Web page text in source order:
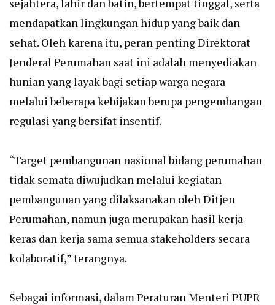
sejahtera, lahir dan batin, bertempat tinggal, serta
mendapatkan lingkungan hidup yang baik dan
sehat. Oleh karena itu, peran penting Direktorat
Jenderal Perumahan saat ini adalah menyediakan
hunian yang layak bagi setiap warga negara
melalui beberapa kebijakan berupa pengembangan
regulasi yang bersifat insentif.
“Target pembangunan nasional bidang perumahan
tidak semata diwujudkan melalui kegiatan
pembangunan yang dilaksanakan oleh Ditjen
Perumahan, namun juga merupakan hasil kerja
keras dan kerja sama semua stakeholders secara
kolaboratif,” terangnya.
Sebagai informasi, dalam Peraturan Menteri PUPR